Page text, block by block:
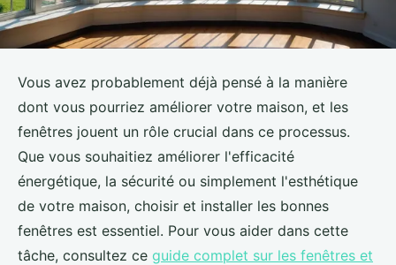
Vous avez probablement déjà pensé à la manière
dont vous pourriez améliorer votre maison, et les
fenêtres jouent un rôle crucial dans ce processus.
Que vous souhaitiez améliorer l'efficacité
énergétique, la sécurité ou simplement l'esthétique
de votre maison, choisir et installer les bonnes
fenêtres est essentiel. Pour vous aider dans cette
tâche, consultez ce guide complet sur les fenêtres et